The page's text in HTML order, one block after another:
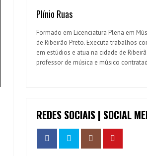
Plínio Ruas
Formado em Licenciatura Plena em
de Ribeirão Preto. Executa trabalhos
em estúdios e atua na cidade de
professor de música e músico
REDES SOCIAIS | SOCIAL